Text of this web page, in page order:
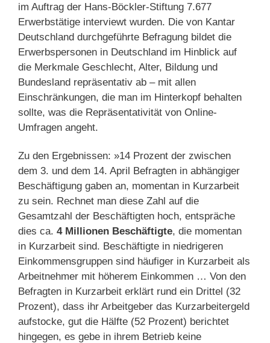
im Auftrag der Hans-Böckler-Stiftung 7.677
Erwerbstätige interviewt wurden. Die von Kantar
Deutschland durchgeführte Befragung bildet die
Erwerbspersonen in Deutschland im Hinblick auf
die Merkmale Geschlecht, Alter, Bildung und
Bundesland repräsentativ ab – mit allen
Einschränkungen, die man im Hinterkopf behalten
sollte, was die Repräsentativität von Online-
Umfragen angeht.
Zu den Ergebnissen: »14 Prozent der zwischen
dem 3. und dem 14. April Befragten in abhängiger
Beschäftigung gaben an, momentan in Kurzarbeit
zu sein. Rechnet man diese Zahl auf die
Gesamtzahl der Beschäftigten hoch, entspräche
dies ca. 4 Millionen Beschäftigte, die momentan
in Kurzarbeit sind. Beschäftigte in niedrigeren
Einkommensgruppen sind häufiger in Kurzarbeit als
Arbeitnehmer mit höherem Einkommen … Von den
Befragten in Kurzarbeit erklärt rund ein Drittel (32
Prozent), dass ihr Arbeitgeber das Kurzarbeitergeld
aufstocke, gut die Hälfte (52 Prozent) berichtet
hingegen, es gebe in ihrem Betrieb keine